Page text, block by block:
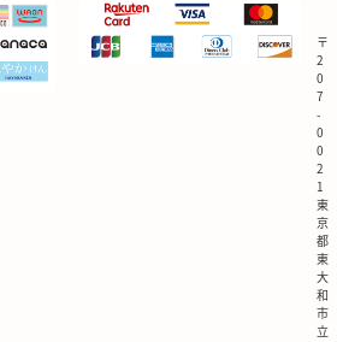
〒
2
0
7
-
0
0
2
1
東
京
都
東
大
和
市
立